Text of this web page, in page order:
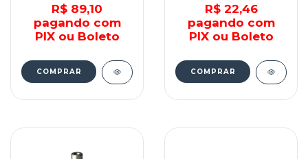
R$ 89,10
pagando com
PIX ou Boleto
COMPRAR
R$ 22,46
pagando com
PIX ou Boleto
COMPRAR